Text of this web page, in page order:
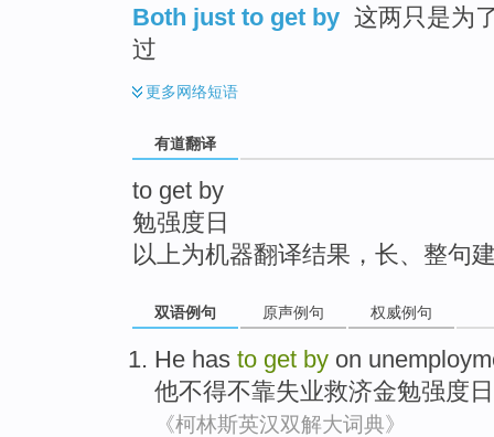
Both just to get by 这两只是为
过
更多网络短语
有道翻译
to get by
勉强度日
以上为机器翻译结果，长、整句
双语例句 原声例句 权威例句
He has to get by on
他不得不靠失业救济金勉强度
《柯林斯英汉双解大词典》